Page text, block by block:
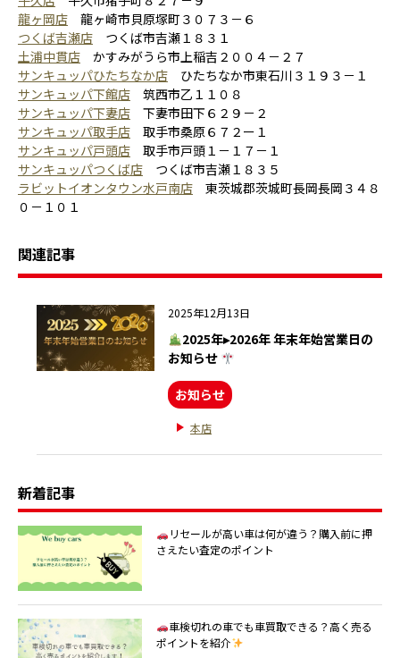
龍ヶ岡店 龍ヶ崎市貝原塚町３０７３－６
つくば吉瀬店 つくば市吉瀬１８３１
土浦中貫店 かすみがうら市上稲吉２００４－２７
サンキュッパひたちなか店 ひたちなか市東石川３１９３－１
サンキュッパ下館店 筑西市乙１１０８
サンキュッパ下妻店 下妻市田下６２９－２
サンキュッパ取手店 取手市桑原６７２ー１
サンキュッパ戸頭店 取手市戸頭１－１７－１
サンキュッパつくば店 つくば市吉瀬１８３５
ラビットイオンタウン水戸南店 東茨城郡茨城町長岡長岡３４８
０－１０１
関連記事
2025年12月13日
2025年▸2026年 年末年始営業日の
お知らせ
お知らせ
本店
新着記事
リセールが高い車は何が違う？購入前に押
さえたい査定のポイント
車検切れの車でも車買取できる？高く売る
ポイントを紹介